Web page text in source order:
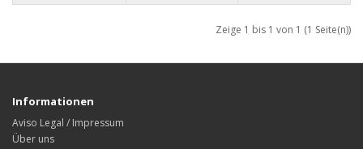
Zeige 1 bis 1 von 1 (1 Seite(n))
Informationen
Aviso Legal / Impressum
Über uns